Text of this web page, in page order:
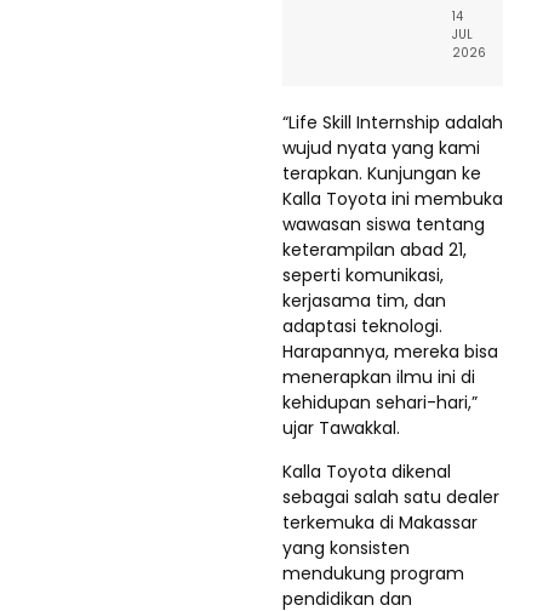
14
JUL
2026
“Life Skill Internship adalah
wujud nyata yang kami
terapkan. Kunjungan ke
Kalla Toyota ini membuka
wawasan siswa tentang
keterampilan abad 21,
seperti komunikasi,
kerjasama tim, dan
adaptasi teknologi.
Harapannya, mereka bisa
menerapkan ilmu ini di
kehidupan sehari-hari,”
ujar Tawakkal.
Kalla Toyota dikenal
sebagai salah satu dealer
terkemuka di Makassar
yang konsisten
mendukung program
pendidikan dan